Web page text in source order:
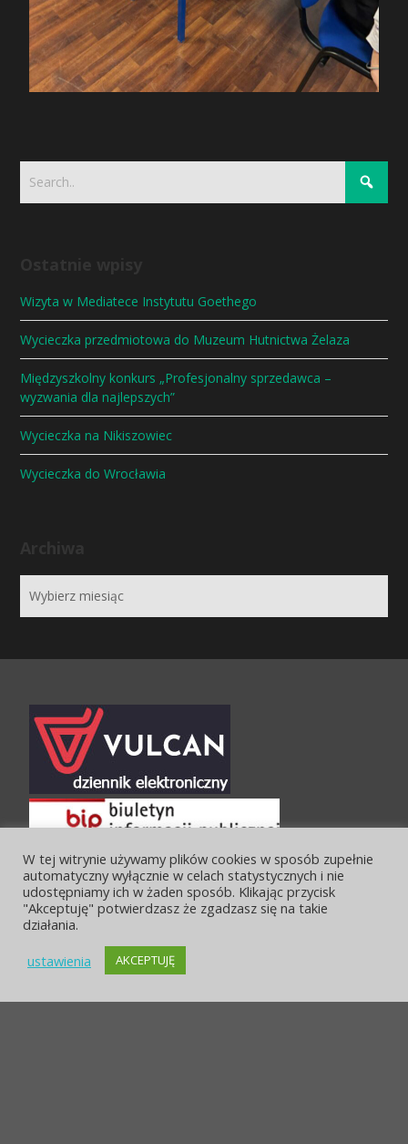
Wizyta w Mediatece Instytutu Goethego
Wycieczka przedmiotowa do Muzeum Hutnictwa Żelaza
Międzyszkolny konkurs „Profesjonalny sprzedawca –
wyzwania dla najlepszych”
Wycieczka na Nikiszowiec
Wycieczka do Wrocławia
W tej witrynie używamy plików cookies w sposób zupełnie
automatyczny wyłącznie w celach statystycznych i nie
udostępniamy ich w żaden sposób. Klikając przycisk
"Akceptuję" potwierdzasz że zgadzasz się na takie
działania.
ustawienia
AKCEPTUJĘ